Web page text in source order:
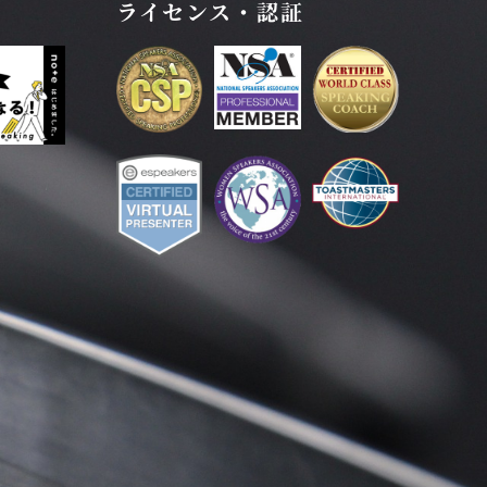
ライセンス・認証